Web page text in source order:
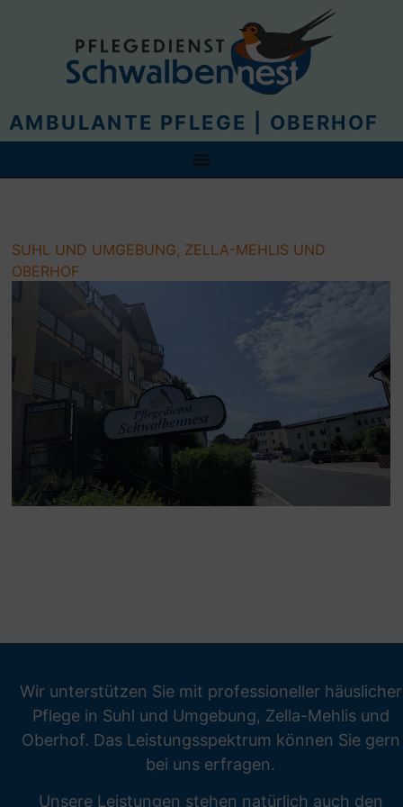
AMBULANTE PFLEGE | OBERHOF
SUHL UND UMGEBUNG, ZELLA-MEHLIS UND
OBERHOF
Wir unterstützen Sie mit professioneller häuslicher
Pflege in Suhl und Umgebung, Zella-Mehlis und
Oberhof. Das Leistungsspektrum können Sie gern
bei uns erfragen.
Unsere Leistungen stehen natürlich auch den